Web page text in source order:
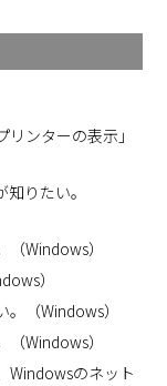
ンターの表示」
りたい。
Windows）
）
（Windows）
Windows）
Windowsのネット